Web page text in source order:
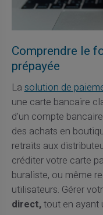
Comprendre le
prépayée
Lasolution de
une carte bancaire
d'un compte
des achats en
retraits aux
créditer votre carte
buraliste, ou même
utilisateurs. Gérer
direct,tout en ayant